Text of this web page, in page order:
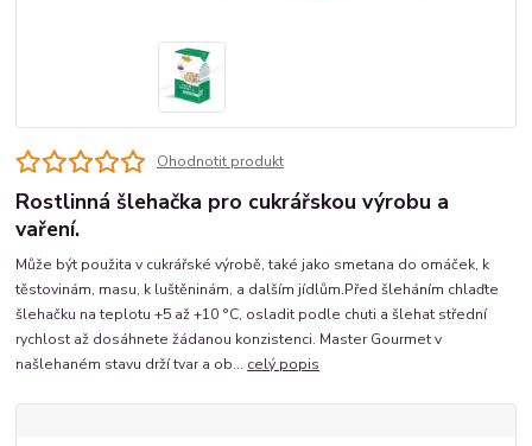
Ohodnotit produkt
Rostlinná šlehačka pro cukrářskou výrobu a
vaření.
Může být použita v cukrářské výrobě, také jako smetana do omáček, k
těstovinám, masu, k luštěninám, a dalším jídlům.Před šleháním chlaďte
šlehačku na teplotu +5 až +10 °C, osladit podle chuti a šlehat střední
rychlost až dosáhnete žádanou konzistenci. Master Gourmet v
našlehaném stavu drží tvar a ob... celý popis